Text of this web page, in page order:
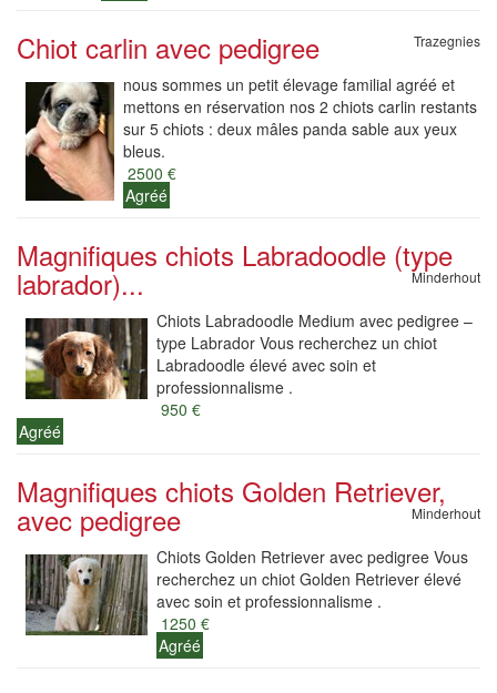
Chiot carlin avec pedigree Trazegnies
nous sommes un petit élevage familial agréé et
mettons en réservation nos 2 chiots carlin restants
sur 5 chiots : deux mâles panda sable aux yeux
bleus.
2500 €
Agréé
Magnifiques chiots Labradoodle (type
labrador)... Minderhout
Chiots Labradoodle Medium avec pedigree –
type Labrador Vous recherchez un chiot
Labradoodle élevé avec soin et
professionnalisme .
950 €
Agréé
Magnifiques chiots Golden Retriever,
avec pedigree Minderhout
Chiots Golden Retriever avec pedigree Vous
recherchez un chiot Golden Retriever élevé
avec soin et professionnalisme .
1250 €
Agréé